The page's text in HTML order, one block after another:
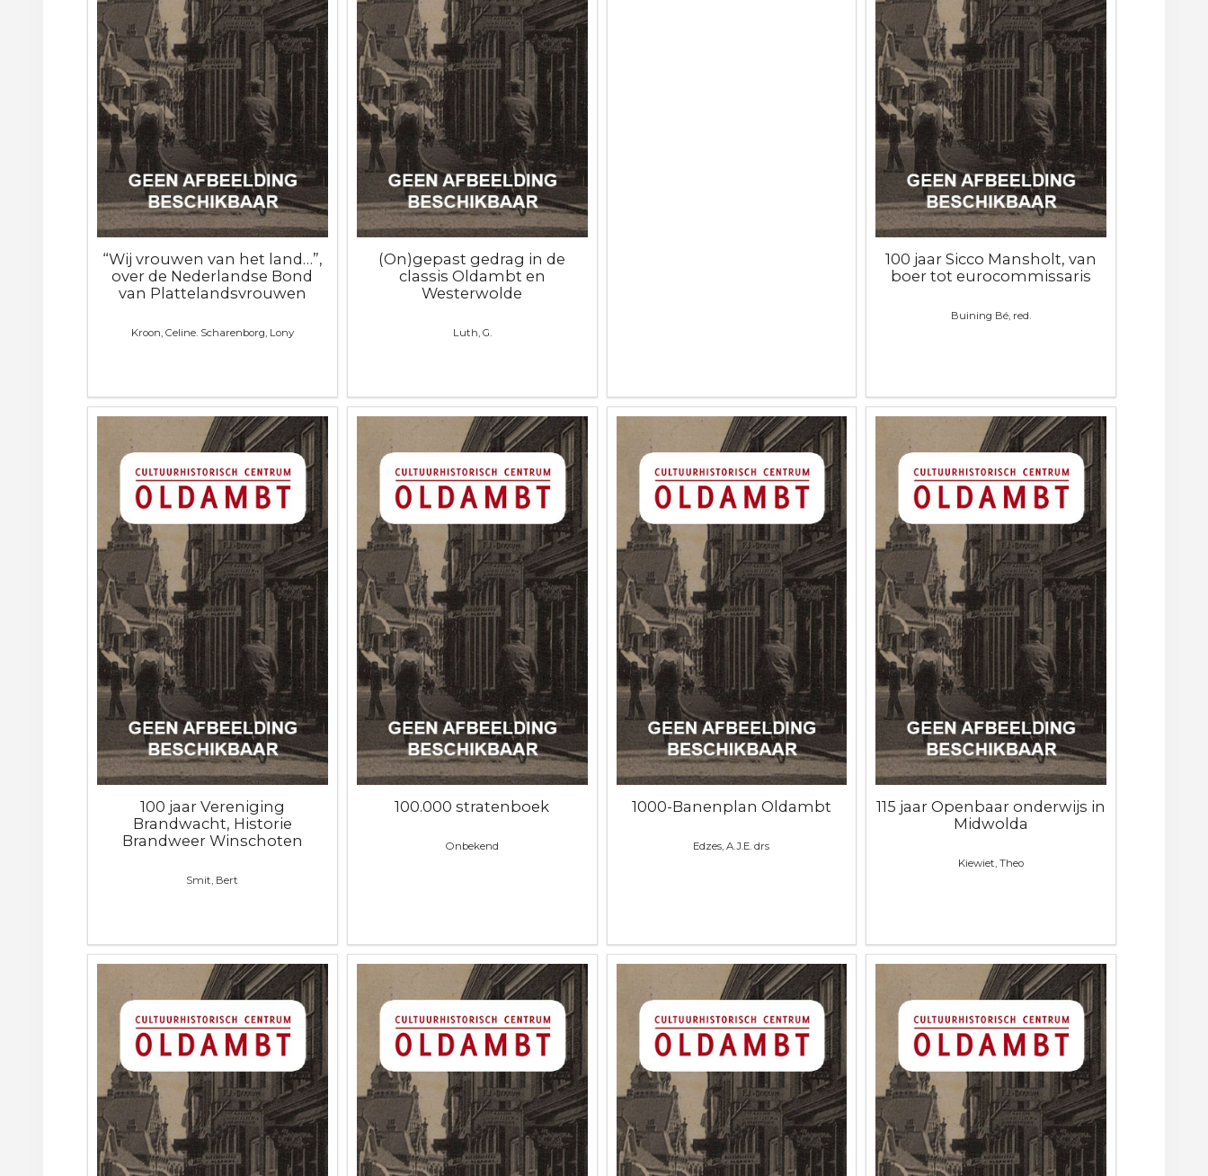
“Wij vrouwen van het land…”,
over de Nederlandse Bond
van Plattelandsvrouwen
Kroon, Celine. Scharenborg, Lony
(On)gepast gedrag in de
classis Oldambt en
Westerwolde
Luth, G.
100 jaar Sicco Mansholt, van
boer tot eurocommissaris
Buining Bé, red.
100 jaar Vereniging
Brandwacht, Historie
Brandweer Winschoten
Smit, Bert
100.000 stratenboek
Onbekend
1000-Banenplan Oldambt
Edzes, A.J.E. drs
115 jaar Openbaar onderwijs in
Midwolda
Kiewiet, Theo